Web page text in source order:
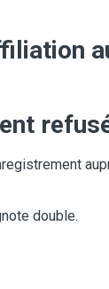
double.